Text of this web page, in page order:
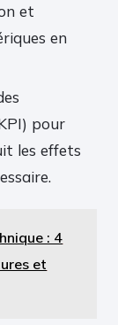
et
en
pour
les effets
: 4
et